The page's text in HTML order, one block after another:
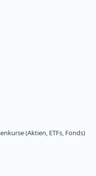
(Aktien, ETFs, Fonds)